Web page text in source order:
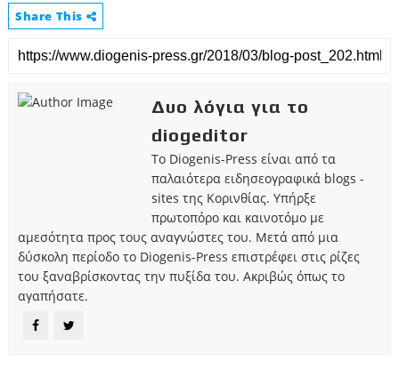
Share This
Δυο λόγια για το
diogeditor
Το Diogenis-Press είναι από τα
παλαιότερα ειδησεογραφικά blogs -
sites της Κορινθίας. Υπήρξε
πρωτοπόρο και καινοτόμο με
αμεσότητα προς τους αναγνώστες του. Μετά από μια
δύσκολη περίοδο το Diogenis-Press επιστρέφει στις ρίζες
του ξαναβρίσκοντας την πυξίδα του. Ακριβώς όπως το
αγαπήσατε.